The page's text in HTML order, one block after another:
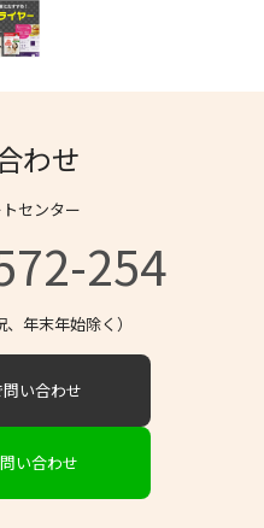
わせ
センター
254
年末年始除く）
い合わせ
い合わせ